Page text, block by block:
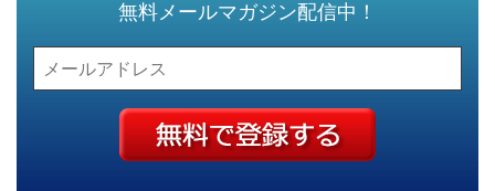
無料メールマガジン配信中！